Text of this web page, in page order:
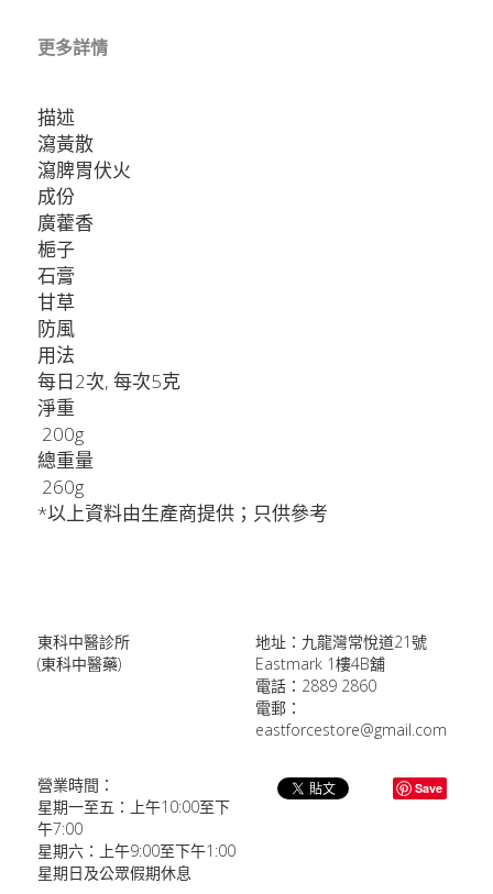
更多詳情
描述
瀉黃散
瀉脾胃伏火
成份
廣藿香
梔子
石膏
甘草
防風
用法
每日2次, 每次5克
淨重
200g
總重量
260g
*以上資料由生產商提供；只供參考
東科中醫診所
(東科中醫藥)
地址：九龍灣常悅道21號
Eastmark 1樓4B舖
電話：2889 2860
電郵：
eastforcestore@gmail.com
營業時間：
星期一至五：上午10:00至下
午7:00
星期六：上午9:00至下午1:00
星期日及公眾假期休息
Save